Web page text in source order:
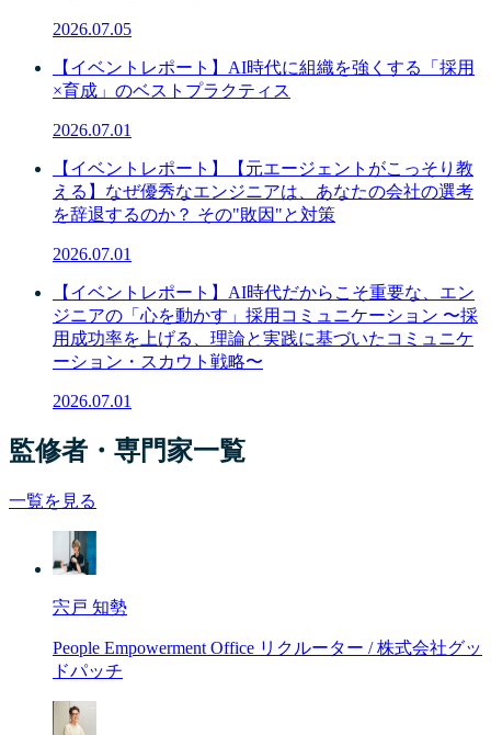
2026.07.05
【イベントレポート】AI時代に組織を強くする「採用
×育成」のベストプラクティス
2026.07.01
【イベントレポート】【元エージェントがこっそり教
える】なぜ優秀なエンジニアは、あなたの会社の選考
を辞退するのか？ その"敗因"と対策
2026.07.01
【イベントレポート】AI時代だからこそ重要な、エン
ジニアの「心を動かす」採用コミュニケーション 〜採
用成功率を上げる、理論と実践に基づいたコミュニケ
ーション・スカウト戦略〜
2026.07.01
監修者・専門家一覧
一覧を見る
宍戸 知勢
People Empowerment Office リクルーター / 株式会社グッ
ドパッチ